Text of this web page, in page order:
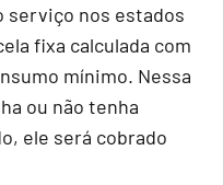
serviço nos estados
fixa calculada com
mínimo. Nessa
ou não tenha
ele será cobrado